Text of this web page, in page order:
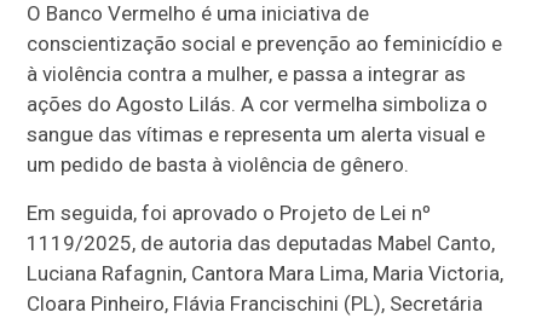
O Banco Vermelho é uma iniciativa de
conscientização social e prevenção ao feminicídio e
à violência contra a mulher, e passa a integrar as
ações do Agosto Lilás. A cor vermelha simboliza o
sangue das vítimas e representa um alerta visual e
um pedido de basta à violência de gênero.
Em seguida, foi aprovado o Projeto de Lei nº
1119/2025, de autoria das deputadas Mabel Canto,
Luciana Rafagnin, Cantora Mara Lima, Maria Victoria,
Cloara Pinheiro, Flávia Francischini (PL), Secretária